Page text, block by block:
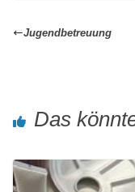
Jugendbetreuung
Das